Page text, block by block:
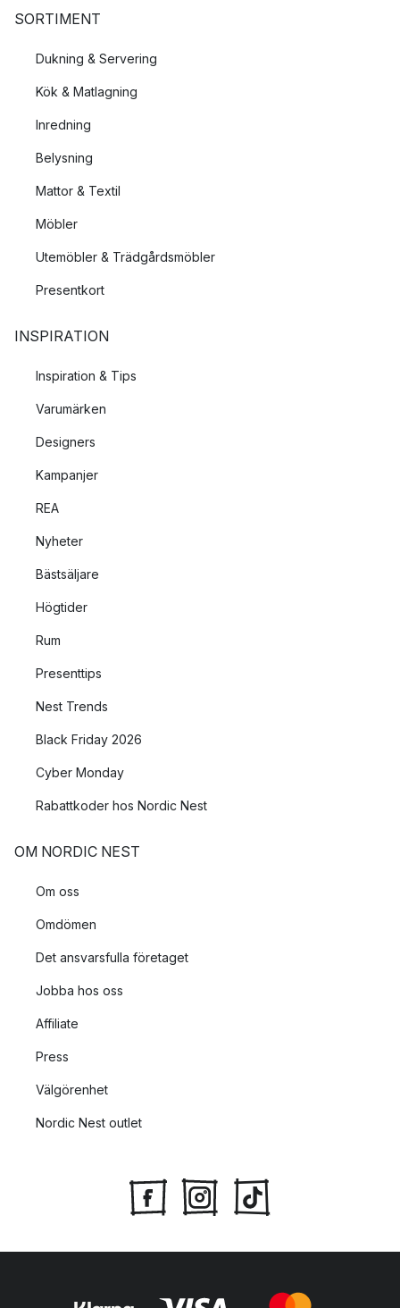
SORTIMENT
Dukning & Servering
Kök & Matlagning
Inredning
Belysning
Mattor & Textil
Möbler
Utemöbler & Trädgårdsmöbler
Presentkort
INSPIRATION
Inspiration & Tips
Varumärken
Designers
Kampanjer
REA
Nyheter
Bästsäljare
Högtider
Rum
Presenttips
Nest Trends
Black Friday 2026
Cyber Monday
Rabattkoder hos Nordic Nest
OM NORDIC NEST
Om oss
Omdömen
Det ansvarsfulla företaget
Jobba hos oss
Affiliate
Press
Välgörenhet
Nordic Nest outlet